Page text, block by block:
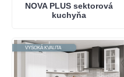
NOVA PLUS sektorová
kuchyňa
VYSOKÁ KVALITA